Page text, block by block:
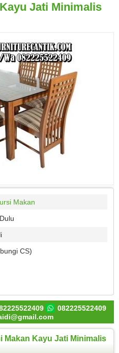
Jati Minimalis
Makan
CS)
082225522409
Makan Kayu Jati Minimalis